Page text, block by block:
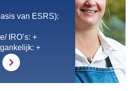
van ESRS):
IRO’s: +
+